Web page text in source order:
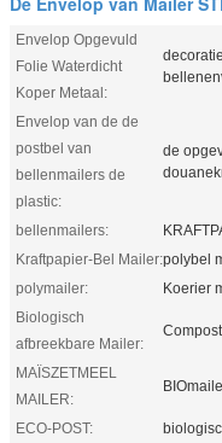
Envelop Opgevuld
Folie Waterdicht
Koper Metaal:
Envelop van de de
postbel van
bellenmailers de
plastic:
de
bellenmailers:
Kraftpapier-Bel Mailer:polybel
polymailer:
Koerier
Biologisch
afbreekbare Mailer:
MAÏSZETMEEL
MAILER:
ECO-POST: